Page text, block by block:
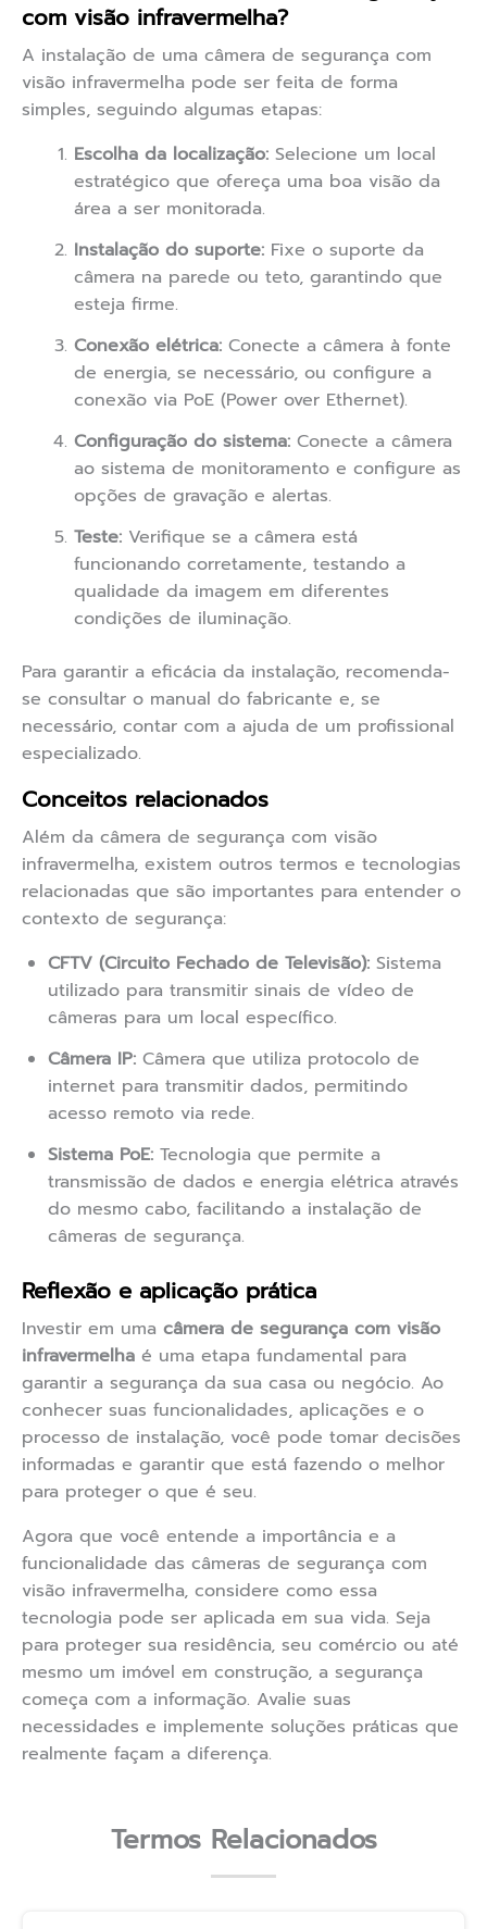
com visão infravermelha?
A instalação de uma câmera de segurança com
visão infravermelha pode ser feita de forma
simples, seguindo algumas etapas:
Escolha da localização: Selecione um local
estratégico que ofereça uma boa visão da
área a ser monitorada.
Instalação do suporte: Fixe o suporte da
câmera na parede ou teto, garantindo que
esteja firme.
Conexão elétrica: Conecte a câmera à fonte
de energia, se necessário, ou configure a
conexão via PoE (Power over Ethernet).
Configuração do sistema: Conecte a câmera
ao sistema de monitoramento e configure as
opções de gravação e alertas.
Teste: Verifique se a câmera está
funcionando corretamente, testando a
qualidade da imagem em diferentes
condições de iluminação.
Para garantir a eficácia da instalação, recomenda-
se consultar o manual do fabricante e, se
necessário, contar com a ajuda de um profissional
especializado.
Conceitos relacionados
Além da câmera de segurança com visão
infravermelha, existem outros termos e tecnologias
relacionadas que são importantes para entender o
contexto de segurança:
CFTV (Circuito Fechado de Televisão): Sistema
utilizado para transmitir sinais de vídeo de
câmeras para um local específico.
Câmera IP: Câmera que utiliza protocolo de
internet para transmitir dados, permitindo
acesso remoto via rede.
Sistema PoE: Tecnologia que permite a
transmissão de dados e energia elétrica através
do mesmo cabo, facilitando a instalação de
câmeras de segurança.
Reflexão e aplicação prática
Investir em uma câmera de segurança com visão
infravermelha é uma etapa fundamental para
garantir a segurança da sua casa ou negócio. Ao
conhecer suas funcionalidades, aplicações e o
processo de instalação, você pode tomar decisões
informadas e garantir que está fazendo o melhor
para proteger o que é seu.
Agora que você entende a importância e a
funcionalidade das câmeras de segurança com
visão infravermelha, considere como essa
tecnologia pode ser aplicada em sua vida. Seja
para proteger sua residência, seu comércio ou até
mesmo um imóvel em construção, a segurança
começa com a informação. Avalie suas
necessidades e implemente soluções práticas que
realmente façam a diferença.
Termos Relacionados